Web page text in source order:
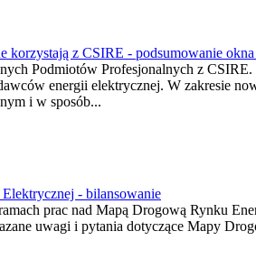
korzystają z CSIRE - podsumowanie
Podmiotów Profesjonalnych z
energii elektrycznej. W zakresie
i w sposób...
- bilansowanie
prac nad Mapą Drogową Rynku
uwagi i pytania dotyczące Mapy